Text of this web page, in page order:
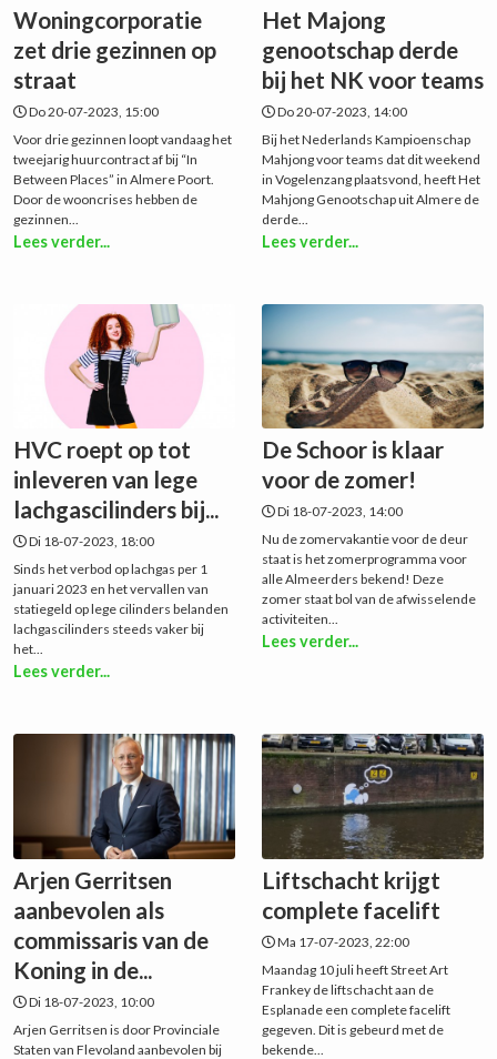
Woningcorporatie
zet drie gezinnen op
straat
Do 20-07-2023, 15:00
Voor drie gezinnen loopt vandaag het
tweejarig huurcontract af bij “In
Between Places” in Almere Poort.
Door de wooncrises hebben de
gezinnen...
Lees verder...
Het Majong
genootschap derde
bij het NK voor teams
Do 20-07-2023, 14:00
Bij het Nederlands Kampioenschap
Mahjong voor teams dat dit weekend
in Vogelenzang plaatsvond, heeft Het
Mahjong Genootschap uit Almere de
derde...
Lees verder...
HVC roept op tot
inleveren van lege
lachgascilinders bij...
Di 18-07-2023, 18:00
Sinds het verbod op lachgas per 1
januari 2023 en het vervallen van
statiegeld op lege cilinders belanden
lachgascilinders steeds vaker bij
het...
Lees verder...
De Schoor is klaar
voor de zomer!
Di 18-07-2023, 14:00
Nu de zomervakantie voor de deur
staat is het zomerprogramma voor
alle Almeerders bekend! Deze
zomer staat bol van de afwisselende
activiteiten...
Lees verder...
Arjen Gerritsen
aanbevolen als
commissaris van de
Koning in de...
Di 18-07-2023, 10:00
Arjen Gerritsen is door Provinciale
Staten van Flevoland aanbevolen bij
Liftschacht krijgt
complete facelift
Ma 17-07-2023, 22:00
Maandag 10 juli heeft Street Art
Frankey de liftschacht aan de
Esplanade een complete facelift
gegeven. Dit is gebeurd met de
bekende...